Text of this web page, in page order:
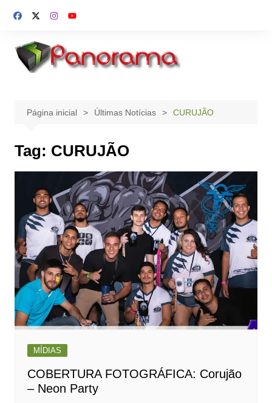
para
conteúdo
Página inicial Últimas Notícias CURUJÃO
Tag: CURUJÃO
MÍDIAS
COBERTURA FOTOGRÁFICA: Corujão
– Neon Party